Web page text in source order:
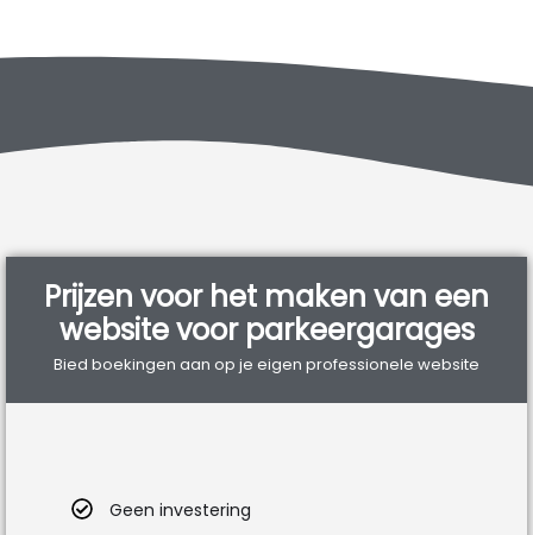
Prijzen voor het maken van een
website voor parkeergarages
Bied boekingen aan op je eigen professionele website
Geen investering